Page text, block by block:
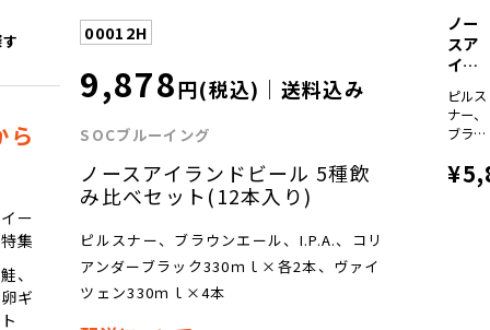
ら
ー
集
、
ギ
00012H
9,878円(税込)｜送料込み
SOCブルーイング
ノースアイランドビール 5種飲
み比べセット(12本入り)
ピルスナー、ブラウンエール、I.P.A.、コリ
アンダーブラック330ｍｌ×各2本、ヴァイ
ツェン330ｍｌ×4本
ノー
スア
イラ
ビ...
ピルス
ナー、
ブラウ
ル、
I.P.A.、